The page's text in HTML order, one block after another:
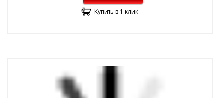
Купить в 1 клик